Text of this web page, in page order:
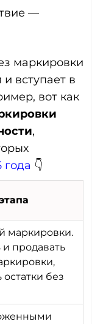
—
маркировки
вступает в
вот как
,
года 👇
маркировки.
продавать
без